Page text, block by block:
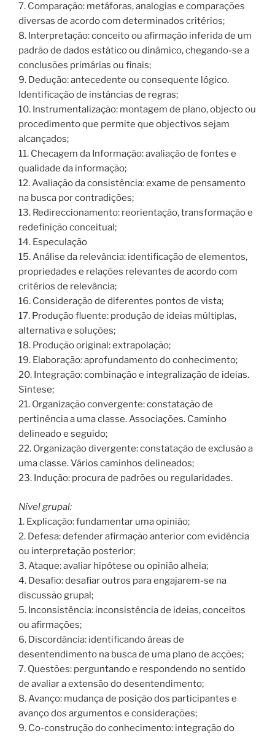
7. Comparação: metáforas, analogias e comparações
diversas de acordo com determinados critérios;
8. Interpretação: conceito ou afirmação inferida de um
padrão de dados estático ou dinâmico, chegando-se a
conclusões primárias ou finais;
9. Dedução: antecedente ou consequente lógico.
Identificação de instâncias de regras;
10. Instrumentalização: montagem de plano, objecto ou
procedimento que permite que objectivos sejam
alcançados;
11. Checagem da Informação: avaliação de fontes e
qualidade da informação;
12. Avaliação da consistência: exame de pensamento
na busca por contradições;
13. Redireccionamento: reorientação, transformação e
redefinição conceitual;
14. Especulação
15. Análise da relevância: identificação de elementos,
propriedades e relações relevantes de acordo com
critérios de relevância;
16. Consideração de diferentes pontos de vista;
17. Produção fluente: produção de ideias múltiplas,
alternativa e soluções;
18. Produção original: extrapolação;
19. Elaboração: aprofundamento do conhecimento;
20. Integração: combinação e integralização de ideias.
Síntese;
21. Organização convergente: constatação de
pertinência a uma classe. Associações. Caminho
delineado e seguido;
22. Organização divergente: constatação de exclusão a
uma classe. Vários caminhos delineados;
23. Indução: procura de padrões ou regularidades.
Nível grupal:
1. Explicação: fundamentar uma opinião;
2. Defesa: defender afirmação anterior com evidência
ou interpretação posterior;
3. Ataque: avaliar hipótese ou opinião alheia;
4. Desafio: desafiar outros para engajarem-se na
discussão grupal;
5. Inconsistência: inconsistência de ideias, conceitos
ou afirmações;
6. Discordância: identificando áreas de
desentendimento na busca de uma plano de acções;
7. Questões: perguntando e respondendo no sentido
de avaliar a extensão do desentendimento;
8. Avanço: mudança de posição dos participantes e
avanço dos argumentos e considerações;
9. Co-construção do conhecimento: integração do